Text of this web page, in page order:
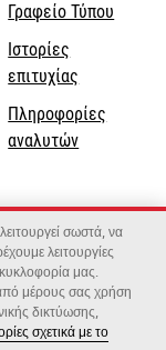
Γραφείο Τύπου
Ιστορίες
επιτυχίας
Πληροφορίες
αναλυτών
σωστά, να
λειτουργίες
μας.
μέρους σας χρήση
δικτύωσης,
σχετικά με το